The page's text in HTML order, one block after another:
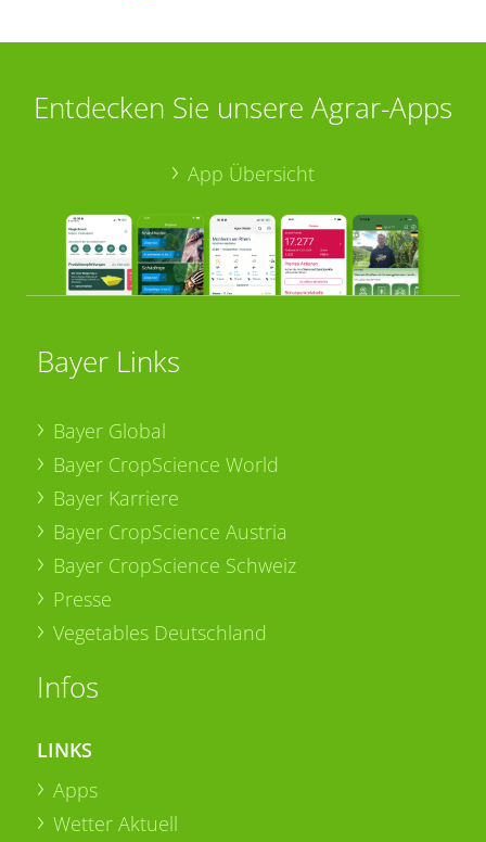
Entdecken Sie unsere Agrar-Apps
App Übersicht
Bayer Links
Bayer Global
Bayer CropScience World
Bayer Karriere
Bayer CropScience Austria
Bayer CropScience Schweiz
Presse
Vegetables Deutschland
Infos
LINKS
Apps
Wetter Aktuell